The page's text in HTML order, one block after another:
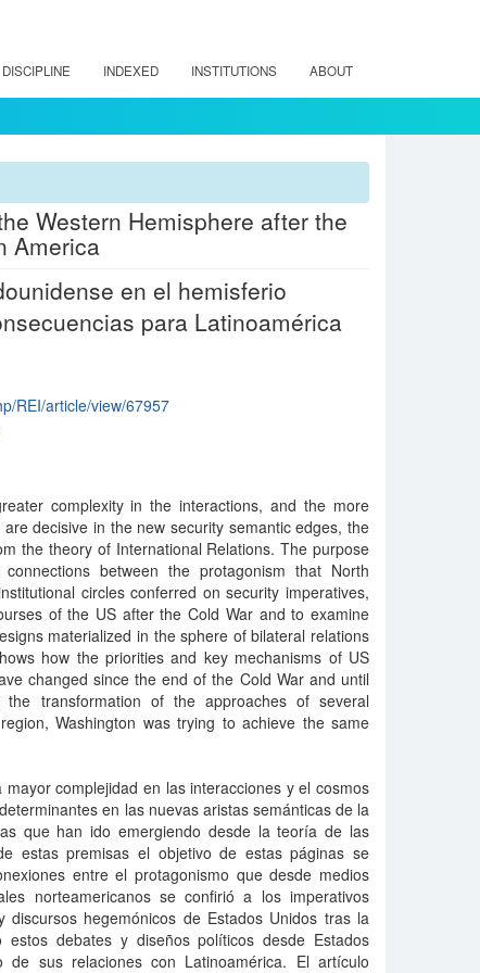
DISCIPLINE INDEXED INSTITUTIONS ABOUT
Western Hemisphere after the
America
en el hemisferio
para Latinoamérica
REI/article/view/67957
complexity in the interactions, and the more
decisive in the new security semantic edges, the
the theory of International Relations. The purpose
between the protagonism that North
circles conferred on security imperatives,
of the US after the Cold War and to examine
materialized in the sphere of bilateral relations
how the priorities and key mechanisms of US
changed since the end of the Cold War and until
transformation of the approaches of several
Washington was trying to achieve the same
complejidad en las interacciones y el cosmos
en las nuevas aristas semánticas de la
que han ido emergiendo desde la teoría de las
estas premisas el objetivo de estas páginas se
entre el protagonismo que desde medios
norteamericanos se confirió a los imperativos
hegemónicos de Estados Unidos tras la
debates y diseños políticos desde Estados
de sus relaciones con Latinoamérica. El artículo